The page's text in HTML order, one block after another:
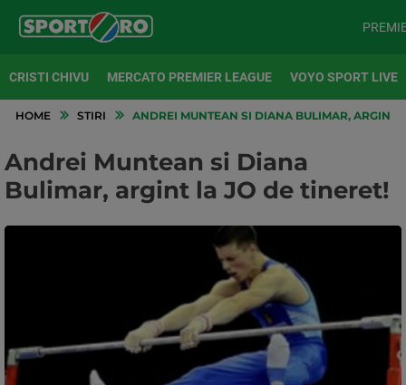
CRISTI CHIVU MERCATO PREMIER LEAGUE VOYO SPORT LIVE
HOME STIRI ANDREI MUNTEAN SI DIANA BULIMAR, ARGINT
Andrei Muntean si Diana
Bulimar, argint la JO de tineret!